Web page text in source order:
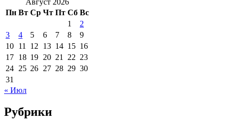
Пн Вт Ср Чт Пт Сб Вс
1
2
3
4 5 6 7 8
9
10 11 12 13 14 15 16
17 18 19 20 21 22 23
24 25 26 27 28 29 30
31
« Июл
Рубрики